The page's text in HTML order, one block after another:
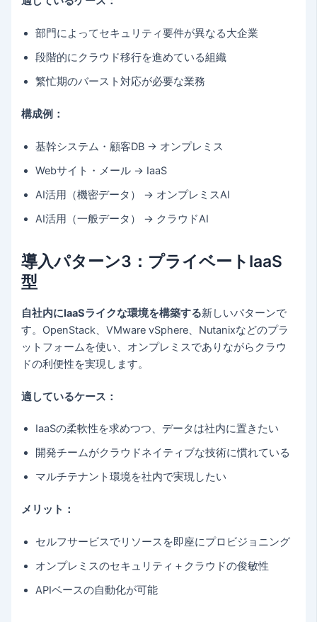
部門によってセキュリティ要件が異なる大企業
段階的にクラウド移行を進めている組織
繁忙期のバースト対応が必要な業務
構成例：
基幹システム・顧客DB → オンプレミス
Webサイト・メール → IaaS
AI活用（機密データ） → オンプレミスAI
AI活用（一般データ） → クラウドAI
導入パターン3：プライベートIaaS
型
自社内にIaaSライクな環境を構築する新しいパターンで
す。OpenStack、VMware vSphere、Nutanixなどのプラ
ットフォームを使い、オンプレミスでありながらクラウ
ドの利便性を実現します。
適しているケース：
IaaSの柔軟性を求めつつ、データは社内に置きたい
開発チームがクラウドネイティブな技術に慣れている
マルチテナント環境を社内で実現したい
メリット：
セルフサービスでリソースを即座にプロビジョニング
オンプレミスのセキュリティ＋クラウドの俊敏性
APIベースの自動化が可能